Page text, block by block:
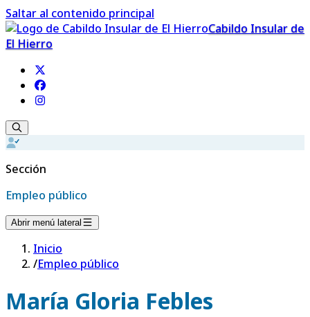
Saltar al contenido principal
Cabildo Insular de
El Hierro
Sección
Empleo público
Abrir menú lateral
Inicio
/Empleo público
María Gloria Febles